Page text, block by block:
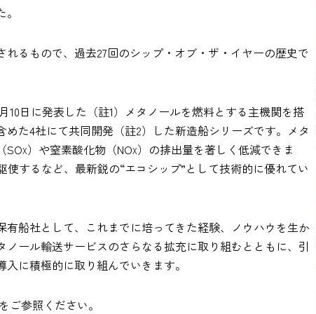
るもので、過去27回のシップ・オブ・ザ・イヤーの歴史で
10日に発表した（註1）メタノールを燃料とする主機関を搭
た4社にて共同開発（註2）した新造船シリーズです。メタ
SOX）や窒素酸化物（NOX）の排出量を著しく低減できま
するなど、最新鋭の“エコシップ”として技術的に優れてい
船社として、これまでに培ってきた経験、ノウハウを生か
ール輸送サービスのさらなる拡充に取り組むとともに、引
に積極的に取り組んでいきます。
ご参照ください。